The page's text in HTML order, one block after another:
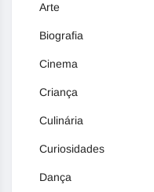
Arte
Biografia
Cinema
Criança
Culinária
Curiosidades
Dança